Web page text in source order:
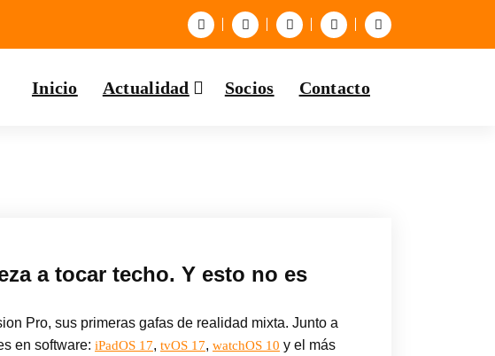
Inicio Actualidad Socios Contacto
a tocar techo. Y esto no es
Pro, sus primeras gafas de realidad mixta. Junto a
en software: iPadOS 17, tvOS 17, watchOS 10 y el más